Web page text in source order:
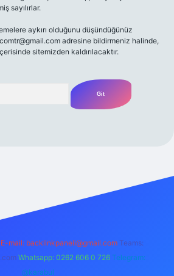
sayılırlar.
aykırı olduğunu düşündüğünüz
adresine bildirmeniz halinde,
sitemizden kaldırılacaktır.
E-mail: backlinkpaneli@gmail.com Teams:
Whatsapp: 0262 606 0 726 Telegram:
@karabul